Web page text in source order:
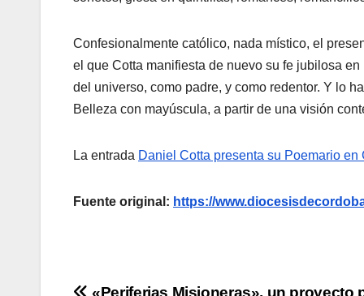
Confesionalmente católico, nada místico, el
el que Cotta manifiesta de nuevo su fe jubilosa
del universo, como padre, y como redentor. Y lo
Belleza con mayúscula, a partir de una visión
La entrada Daniel Cotta presenta su Poemario en
Fuente original: https://
«Periferias Misioneras», un proyecto